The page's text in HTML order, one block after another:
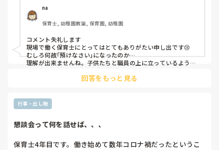
すがに不安に思っていたので正直に心配だからおやすみした
いことをつたえました。しかし、園長からは、『そんなに心
配ですか？そんなに幼稚園は不信感ですか？そんなこと言っ
て休ませるのはあなたくらいです。今年はじめてのお子さん
なのですか？去年から来ているならこちらの対策もわかるで
しょう‼︎うちは大丈夫ですから‼︎早く連れてきなさい』と言
われました。
っている保護者はきっと私だけではないと思います。
知り合いの保育園、幼稚園は自主休園をお願いしている中、
娘の幼稚園はどこからうちは大丈夫‼︎って思っているのでし
マスク着用などは全部把握するのは正直厳しいところもある
現場で頑張って頂いてる保育士の方には頭が上がりません。
na
保育士, 幼稚園教諭, 保育園, 幼稚園
コメント失礼します
現場で働く保育士にとってはとてもありがたい申し出です😢
むしろ何故｢預けなさい｣になったのか…
理解が出来ませんね。子供たちと職員の上に立っているような
思えません。まずは子供の安全を第1に考えなくてはならない
んのようなご家庭では連絡をくださればお休みをして頂いてま
すし、行事等の延期、短縮が決まっています。送迎も極力園内
事態の重大さにも気づけないような人が
回答をもっと見る
行事・出し物
懇談会って何を話せば、、、
保育士4年目です。働き始めて数年コロナ禍だったというこ